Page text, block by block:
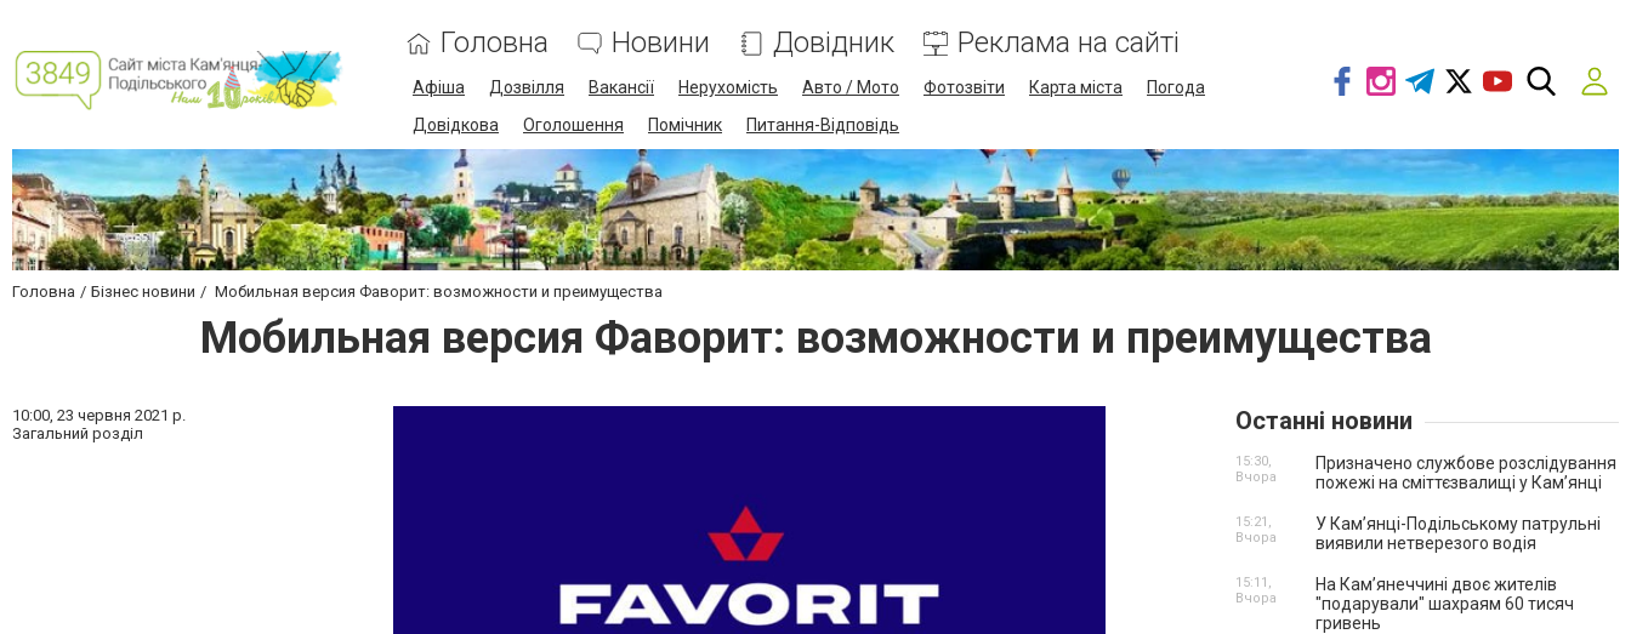
Головна Новини Довідник Реклама на сайті
Афіша Дозвілля Вакансії Нерухомість Авто / Мото Фотозвіти Карта міста
Погода
Довідкова
Оголошення Помічник Питання-Відповідь
Головна Бізнес новини Мобильная версия Фаворит: возможности и преимущества
Мобильная версия Фаворит: возможности и преимущества
10:00, 23 червня 2021 р.
Загальний розділ
Останні новини
Призначено службове розслідування
пожежі на сміттєзвалищі у Кам’янці
15:30,
Вчора
У Кам’янці-Подільському патрульні
виявили нетверезого водія
15:21,
Вчора
На Камʼянеччині двоє жителів
"подарували" шахраям 60 тисяч
гривень
15:11,
Вчора